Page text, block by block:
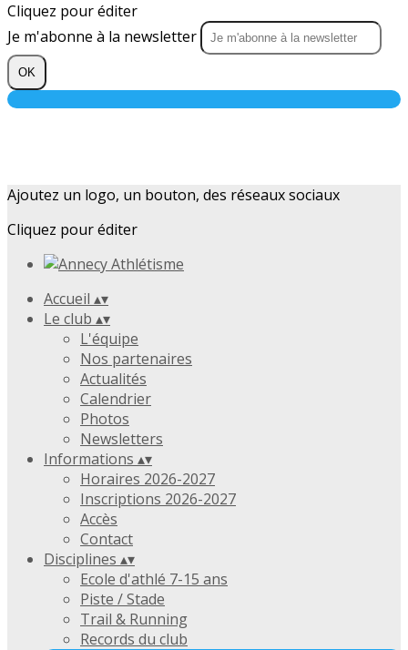
Cliquez pour éditer
Je m'abonne à la newsletter
OK
Ajoutez un logo, un bouton, des réseaux sociaux
Cliquez pour éditer
Accueil ▴▾
Le club ▴▾
L'équipe
Nos partenaires
Actualités
Calendrier
Photos
Newsletters
Informations ▴▾
Horaires 2026-2027
Inscriptions 2026-2027
Accès
Contact
Disciplines ▴▾
Ecole d'athlé 7-15 ans
Piste / Stade
Trail & Running
Records du club